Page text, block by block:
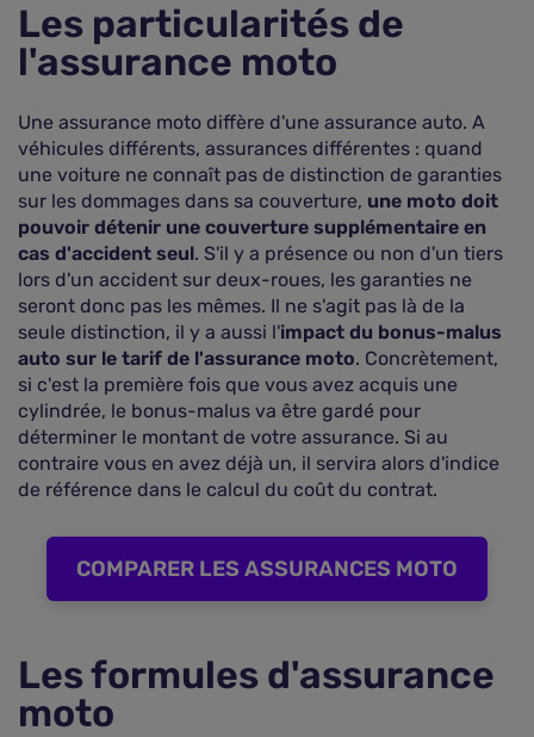
Les particularités de
l'assurance moto
Une assurance moto diffère d'une assurance auto. A
véhicules différents, assurances différentes : quand
une voiture ne connaît pas de distinction de garanties
sur les dommages dans sa couverture, une moto doit
pouvoir détenir une couverture supplémentaire en
cas d'accident seul. S'il y a présence ou non d'un tiers
lors d'un accident sur deux-roues, les garanties ne
seront donc pas les mêmes. Il ne s'agit pas là de la
seule distinction, il y a aussi l'impact du bonus-malus
auto sur le tarif de l'assurance moto. Concrètement,
si c'est la première fois que vous avez acquis une
cylindrée, le bonus-malus va être gardé pour
déterminer le montant de votre assurance. Si au
contraire vous en avez déjà un, il servira alors d'indice
de référence dans le calcul du coût du contrat.
COMPARER LES ASSURANCES MOTO
Les formules d'assurance
moto